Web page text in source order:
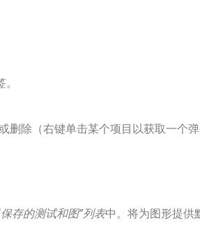
除（右键单击某个项目以获取一个弹
保存的测试和图”列表中。将为图形提供